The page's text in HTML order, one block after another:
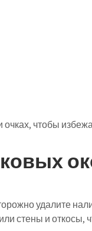
очках, чтобы
удалите
стены и откосы,